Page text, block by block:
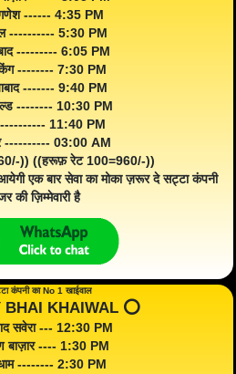
------ 4:35 PM
---------- 5:30 PM
--------- 6:05 PM
-------- 7:30 PM
------- 9:40 PM
-------- 10:30 PM
11:40 PM
---------- 03:00 AM
)) ((हरूफ़ रेट 100=960/-))
एक बार सेवा का मोका ज़रूर दे सट्टा कंपनी
की ज़िम्मेवारी है
कंपनी का No 1 खाईवाल
BHAI KHAIWAL ⭕️
सवेरा --- 12:30 PM
बाज़ार ---- 1:30 PM
-------- 2:30 PM